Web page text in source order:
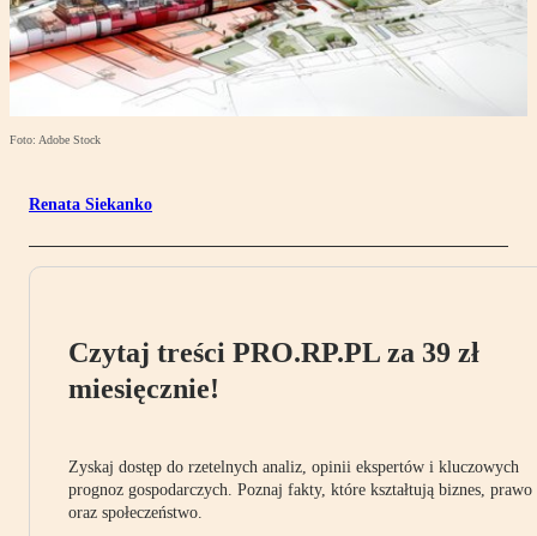
Foto: Adobe Stock
Renata Siekanko
Czytaj treści PRO.RP.PL za 39 zł
miesięcznie!
Zyskaj dostęp do rzetelnych analiz, opinii ekspertów i kluczowych
prognoz gospodarczych. Poznaj fakty, które kształtują biznes, prawo
oraz społeczeństwo.